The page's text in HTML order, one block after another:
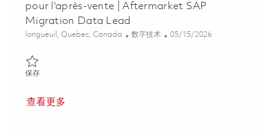
pour l'après-vente | Aftermarket SAP
Migration Data Lead
位置
longueuil, Quebec, Canada 类别
数字技术 Posted Date
05/15/2026
保存保存 Responsable des données de migration SAP pour l'après-
查看更多